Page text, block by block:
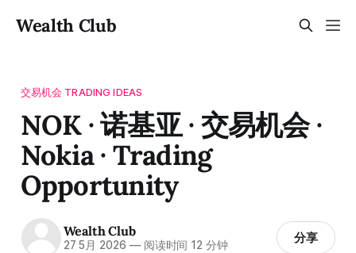
Wealth Club
交易机会 TRADING IDEAS
NOK · 诺基亚 · 交易机会 ·
Nokia · Trading
Opportunity
Wealth Club
27 5月 2026 —阅读时间 12 分钟 分享